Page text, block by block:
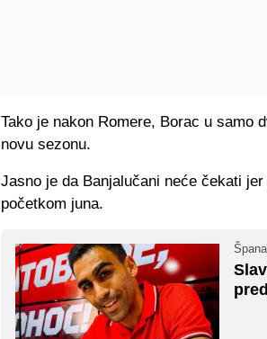
Tako je nakon Romere, Borac u samo
novu sezonu.
Jasno je da Banjalučani neće čekati
početkom juna.